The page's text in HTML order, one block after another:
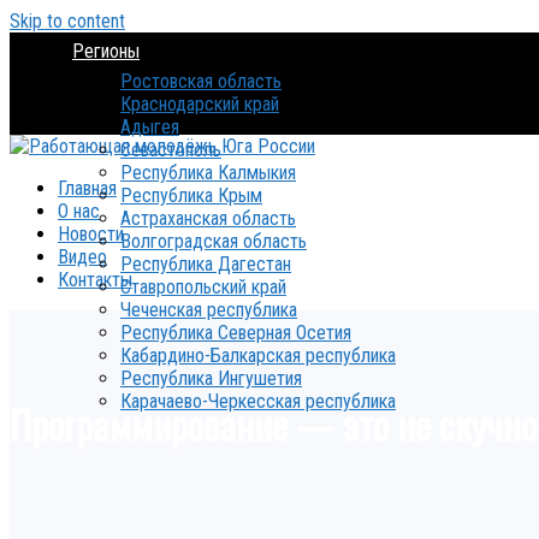
Skip to content
Регионы
Ростовская область
Краснодарский край
Адыгея
Севастополь
Республика Калмыкия
Республика Крым
Астраханская область
Волгоградская область
Республика Дагестан
Ставропольский край
Чеченская республика
Республика Северная Осетия
Кабардино-Балкарская республика
Республика Ингушетия
Карачаево-Черкесская республика
Главная
О нас
Новости
Видео
Контакты
Программирование — это не